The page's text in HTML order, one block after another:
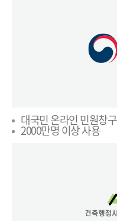
대국민 온라인 민원창구
2000만명 이상 사용